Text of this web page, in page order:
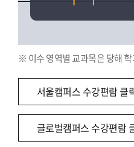
※ 이수 영역별 교과목은 당해
서울캠퍼스 수강편람 클
글로벌캠퍼스 수강편람